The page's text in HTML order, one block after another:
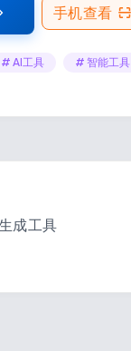
手机查看
# AI工具 # 智能工具
成工具